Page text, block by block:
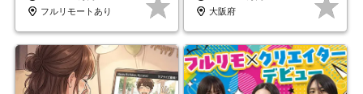
フルリモートあり
大阪府